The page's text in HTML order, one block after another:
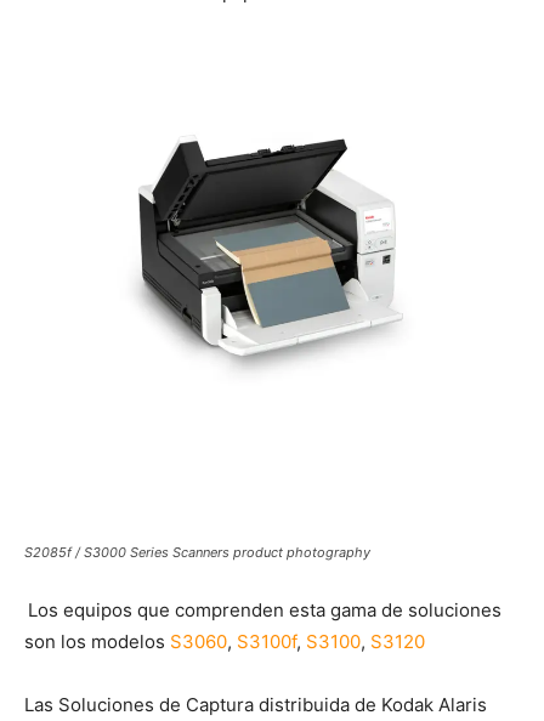
S2085f / S3000 Series Scanners product photography
Los equipos que comprenden esta gama de soluciones
son los modelos S3060, S3100f, S3100, S3120
Las Soluciones de Captura distribuida de Kodak Alaris